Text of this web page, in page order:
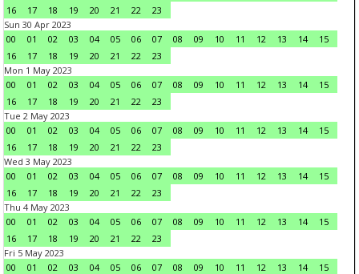
16
17 18 19 20 21 22
23
Sun 30 Apr 2023
00
01 02 03 04 05 06 07 08 09 10 11 12 13 14
15
16
17 18 19 20 21 22
23
Mon 1 May 2023
00
01 02 03 04 05 06 07 08 09 10 11 12 13 14
15
16
17 18 19 20 21 22
23
Tue 2 May 2023
00
01 02 03 04 05 06 07 08 09 10 11 12 13 14
15
16
17 18 19 20 21 22
23
Wed 3 May 2023
00
01 02 03 04 05 06 07 08 09 10 11 12 13 14
15
16
17 18 19 20 21 22
23
Thu 4 May 2023
00
01 02 03 04 05 06 07 08 09 10 11 12 13 14
15
16
17 18 19 20 21 22
23
Fri 5 May 2023
00
01 02 03 04 05 06 07 08 09 10 11 12 13 14
15